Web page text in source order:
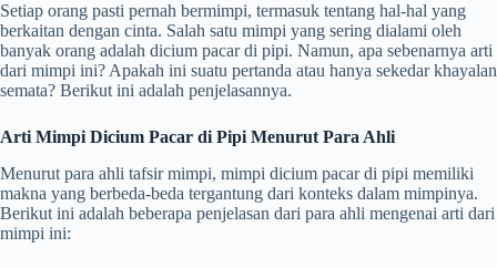
Setiap orang pasti pernah bermimpi, termasuk tentang hal-hal yang
berkaitan dengan cinta. Salah satu mimpi yang sering dialami oleh
banyak orang adalah dicium pacar di pipi. Namun, apa sebenarnya arti
dari mimpi ini? Apakah ini suatu pertanda atau hanya sekedar khayalan
semata? Berikut ini adalah penjelasannya.
Arti Mimpi Dicium Pacar di Pipi Menurut Para Ahli
Menurut para ahli tafsir mimpi, mimpi dicium pacar di pipi memiliki
makna yang berbeda-beda tergantung dari konteks dalam mimpinya.
Berikut ini adalah beberapa penjelasan dari para ahli mengenai arti dari
mimpi ini: